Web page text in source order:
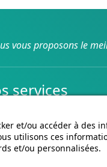
vous proposons le
services
et/ou accéder à des
utilisons ces
et/ou personnalisées.